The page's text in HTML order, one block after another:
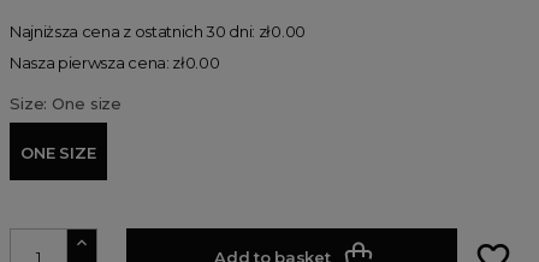
Najniższa cena z ostatnich 30 dni: zł0.00
Nasza pierwsza cena: zł0.00
Size: One size
ONE SIZE
Add to basket